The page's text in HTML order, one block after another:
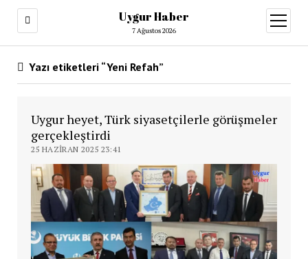
Uygur Haber
7 Ağustos 2026
aç
Yazı etiketleri “Yeni Refah”
Uygur heyet, Türk siyasetçilerle görüşmeler
gerçekleştirdi
25 HAZIRAN 2025 23:41